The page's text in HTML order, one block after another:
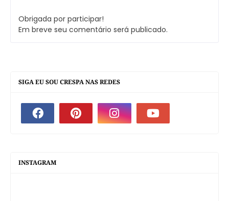
Obrigada por participar!
Em breve seu comentário será publicado.
SIGA EU SOU CRESPA NAS REDES
INSTAGRAM